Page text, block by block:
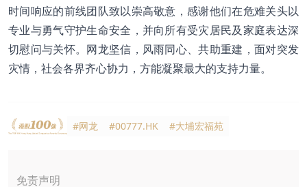
时间响应的前线团队致以崇高敬意，感谢他们在危难关头以
专业与勇气守护生命安全，并向所有受灾居民及家庭表达深
切慰问与关怀。网龙坚信，风雨同心、共助重建，面对突发
灾情，社会各界齐心协力，方能凝聚最大的支持力量。
#网龙 #00777.HK #大埔宏福苑
免责声明